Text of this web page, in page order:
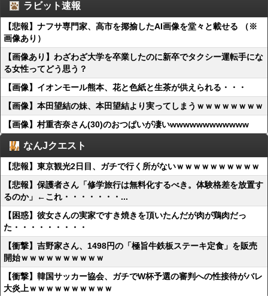
ラビット速報
【悲報】ナフサ専門家、高市を揶揄したAI画像を堂々と載せる （※
画像あり）
【画像あり】わざわざ大学を卒業したのに新卒でタクシー運転手にな
る女性ってどう思う？
【画像】イオンモール熊本、花と色紙と生茶が供えられる・・・
【画像】本田望結の妹、本田望結より実ってしまうｗｗｗｗｗｗｗｗ
【画像】村重杏奈さん(30)のおつぱいが凄いwwwwwwwwwwww
なんJクエスト
【悲報】東京観光2日目、ガチで行く所がないｗｗｗｗｗｗｗｗｗｗ
【悲報】保護者さん「修学旅行は無料化するべき。体験格差を放置す
るのか」←これ・・・・・・・...
【困惑】彼女さんの実家ですき焼きを頂いたんだが肉が鶏肉だっ
た・・・・・・・・・
【衝撃】吉野家さん、1498円の「極旨牛鉄板ステーキ定食」を販売
開始ｗｗｗｗｗｗｗｗｗｗ
【衝撃】韓国サッカー協会、ガチでW杯予選の審判への性接待がバレ
大炎上ｗｗｗｗｗｗｗｗｗｗ